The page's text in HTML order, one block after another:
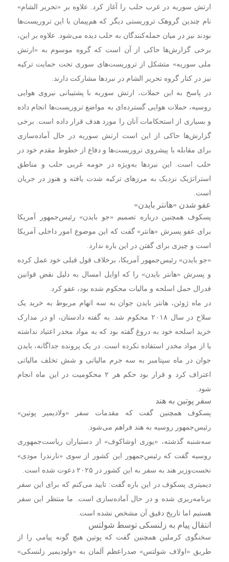
ارتش سوریه در غرب حلب را آغاز کرد. علاوه بر «تحریر الشام»
نام چندین گروهک تروریستی دیگر که هم‌پیمان با این تروریست‌ها
بودند نیز در میان حمله‌کنندگان به حلب دیده می‌شود. علاوه بر این،
برخی گزارش‌ها حاکی از آن است که گروه موسوم به «ارتش
ملی سوریه» متشکل از تروریست‌های سوری تحت حمایت ترکیه
نیز در کنار گروه تحریر الشام در نبردها مشارکت دارند.
در پاسخ به این حملات، ارتش سوریه با پشتیبانی نیروی هوایی
روسیه، حملات هوایی گسترده‌ای به مواضع تروریست‌ها انجام داده
و بسیاری از استحکامات آنان را مورد هدف قرار داده است. برخی
گزارش‌ها حاکی از این است ارتش سوریه در حال آماده‌سازی
برای مقابله با پیشروی تروریست‌ها و دفاع از خطوط مقدم خود در
حلب است. این نبردها به‌ویژه در حومه غربی حلب و مناطق
استراتژیک نزدیک به مرزهای ترکیه شدت یافته و هنوز در جریان
است.
عفو شدن «هانتر بایدن»
پسکوف همچنین درباره تصمیم «جو بایدن» رئیس‌جمهور آمریکا
برای عفو پسرش «هانتر» گفت که این موضوع امور داخلی آمریکا
است و چیزی برای گفتن در این باره ندارد.
«جو بایدن» رئیس‌جمهور آمریکا، برخلاف قول قبلی خود عمل کرده
و پسرش «هانتر بایدن» را که اوایل امسال به دلیل نقض قوانین
فدرال حمل اسلحه و مالیات محکوم شده بود، عفو کرد.
در ماه ژوئن، هانتر بایدن جوان به سه اتهام مربوط به خرید یک
سلاح در سال ۲۰۱۸ محکوم شد. به گفته دادستان، او در مدارک
خرید اسلحه خود به دروغ گفته بود که به مواد مخدر اعتیاد نداشته
یا از مواد مخدر استفاده نکرده است. در یک پرونده جداگانه، بایدن
جوان در ماه سپتامبر به سه جرم مالیاتی و شش تخلف مالیاتی
اعتراف کرد و قرار بود حکم هر ۲ محکومیت در این ماه انجام
شود.
سفر پوتین به هند
پسکوف همچنین گفت که مقدمات سفر «ولادیمیر پوتین»
رئیس‌جمهور روسیه به هند فراهم می‌شود.
سه‌شنبه گذشته، «یوری اوشاکوف» از دستیاران ریاست‌جمهوری
روسیه گفت که رئیس‌جمهور این کشور از سوی «نارندرا مودی»
نخست‌وزیر هند به سفر به این کشور در ۲۰۲۵ دعوت شده است.
دیمیتری پسکوف در این باره گفت: تایید می‌کنم که برای این سفر
برنامه‌ریزی شده و در حال آماده‌سازی است. ما منتظر این سفر
هستیم اما تاریخ دقیق آن مشخص نشده است.
انتقال پیام به زلنسکی توسط شولتس
سخنگوی کرملین همچنین گفت که پوتین هیچ گونه پیامی را از
طریق «اولاف شولتس» صدراعظم آلمان به «ولودیمیر زلنسکی»